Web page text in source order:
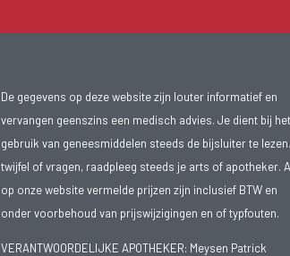
De gegevens op deze website zijn louter informatief en
vervangen geenszins een medisch advies. Je dient bij het
gebruik van geneesmiddelen steeds de bijsluiter te
twijfel of vragen, raadpleeg steeds je arts of apotheker.
op onze website vermelde prijzen zijn inclusief BTW en
onder voorbehoud van prijswijzigingen en of typfouten.
VERANTWOORDELIJKE APOTHEKER: Meysen Patrick